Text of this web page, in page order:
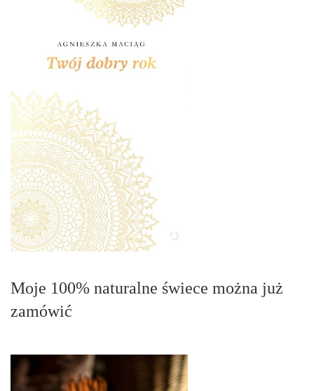
Moje 100% naturalne świece można już
zamówić